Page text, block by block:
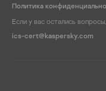
Политика
Если у вас остались
ics-cert@kaspersky.com